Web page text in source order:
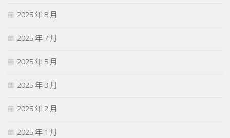
2025 年 8 月
2025 年 7 月
2025 年 5 月
2025 年 3 月
2025 年 2 月
2025 年 1 月